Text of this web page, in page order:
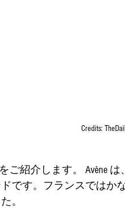
Credits:
です。フランスではか
。